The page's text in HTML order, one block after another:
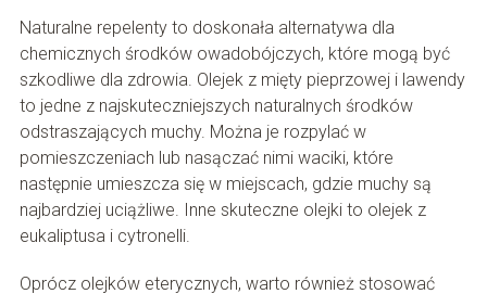
Naturalne repelenty to doskonała alternatywa dla
chemicznych środków owadobójczych, które mogą być
szkodliwe dla zdrowia. Olejek z mięty pieprzowej i lawendy
to jedne z najskuteczniejszych naturalnych środków
odstraszających muchy. Można je rozpylać w
pomieszczeniach lub nasączać nimi waciki, które
następnie umieszcza się w miejscach, gdzie muchy są
najbardziej uciążliwe. Inne skuteczne olejki to olejek z
eukaliptusa i cytronelli.
Oprócz olejków eterycznych, warto również stosować